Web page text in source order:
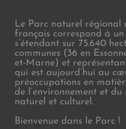
Le Parc naturel régional
français correspond à
s’étendant sur 75.640
communes (36 en
et-Marne) et
qui est aujourd’hui au
préoccupations en
de l’environnement et
naturel et culturel.
Bienvenue dans le Parc !